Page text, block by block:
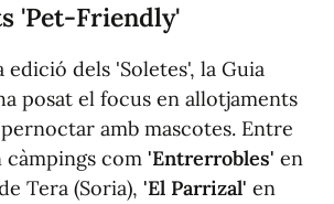
'Pet-Friendly'
edició dels 'Soletes', la Guia
posat el focus en allotjaments
amb mascotes. Entre
càmpings com 'Entrerrobles' en
Tera (Soria), 'El Parrizal' en